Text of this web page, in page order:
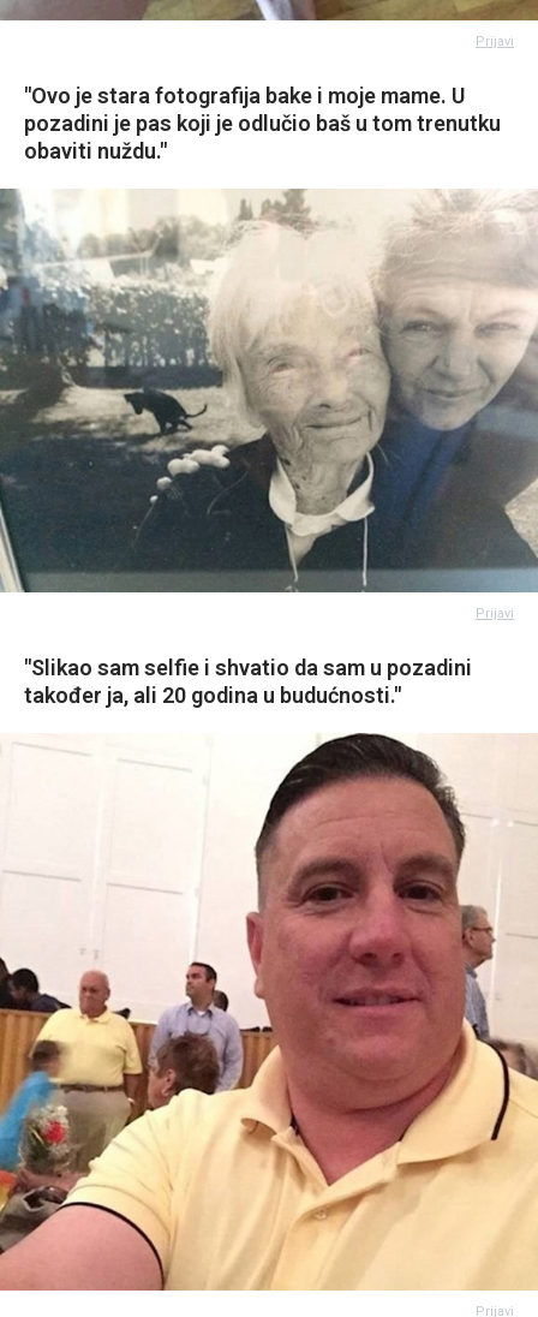
Prijavi
"Ovo je stara fotografija bake i moje mame. U
pozadini je pas koji je odlučio baš u tom trenutku
obaviti nuždu."
Prijavi
"Slikao sam selfie i shvatio da sam u pozadini
također ja, ali 20 godina u budućnosti."
Prijavi